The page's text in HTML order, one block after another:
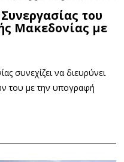
του
Μακεδονίας με
συνεχίζει να διευρύνει
του με την υπογραφή